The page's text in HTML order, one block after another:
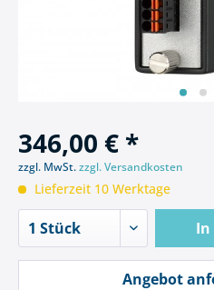
346,00 € *
zzgl. MwSt.zzgl. Versandkosten
Lieferzeit 10 Werktage
In
Angebot